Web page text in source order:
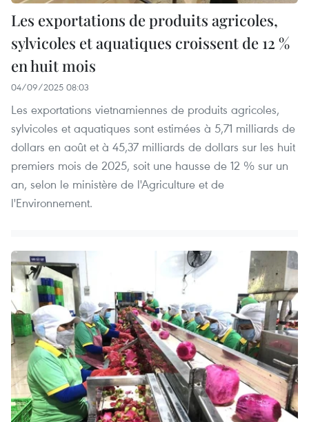
Les exportations de produits agricoles,
sylvicoles et aquatiques croissent de 12 %
en huit mois
04/09/2025 08:03
Les exportations vietnamiennes de produits agricoles,
sylvicoles et aquatiques sont estimées à 5,71 milliards de
dollars en août et à 45,37 milliards de dollars sur les huit
premiers mois de 2025, soit une hausse de 12 % sur un
an, selon le ministère de l'Agriculture et de
l'Environnement.